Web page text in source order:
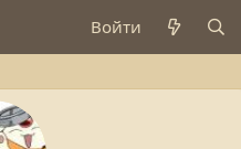
Войти